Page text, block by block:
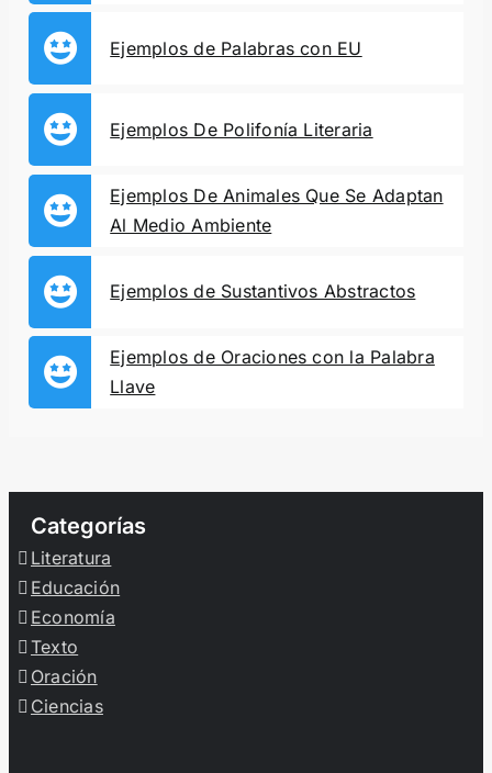
Ejemplos de Palabras con EU
Ejemplos De Polifonía Literaria
Ejemplos De Animales Que Se Adaptan
Al Medio Ambiente
Ejemplos de Sustantivos Abstractos
Ejemplos de Oraciones con la Palabra
Llave
Categorías
Literatura
Educación
Economía
Texto
Oración
Ciencias